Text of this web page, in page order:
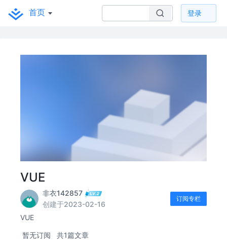
首页 登录
VUE
非衣142857
创建于2023-02-16
订阅专栏
VUE
暂无订阅 共1篇文章